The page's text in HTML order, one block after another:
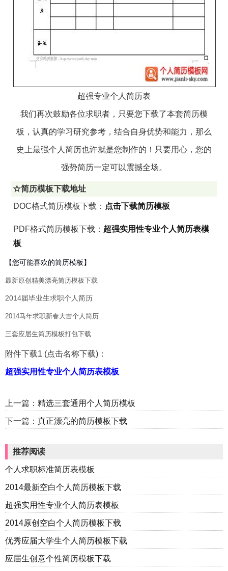
超强专业个人简历表
我们再次鼓励各位求职者，只要您下载了本套简历模
板，认真的学习研究参考，结合自身优势和能力，那么
史上最强个人简历也许就是您制作的！只要用心，您的
强势简历一定可以震撼全场。
☆简历模板下载地址
DOC格式简历模板下载： 点击下载简历模板
PDF格式简历模板下载： 超强实用性专业个人简历表模
板
【您可能喜欢的简历模板】
最新原创精美漂亮简历模板下载
2014届毕业生求职个人简历
2014马年求职新春大吉个人简历
三套应届生简历模板打包下载
附件下载1 (点击名称下载)：
超强实用性专业个人简历表模板
上一篇： 精选三套通用个人简历模板
下一篇： 真正漂亮的简历模板下载
推荐阅读
个人求职标准简历表模板
2014最新空白个人简历模板下载
超强实用性专业个人简历表模板
2014原创空白个人简历模板下载
优秀应届大学生个人简历模板下载
应届生创意个性简历模板下载